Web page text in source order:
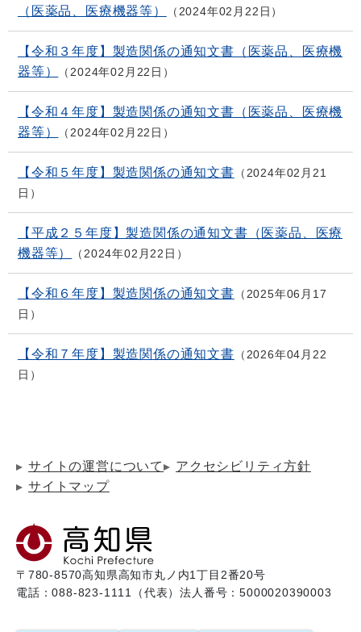
（医薬品、医療機器等）
2024年02月22日
【令和３年度】製造関係の通知文書（医薬品、医療機
器等）
2024年02月22日
【令和４年度】製造関係の通知文書（医薬品、医療機
器等）
2024年02月22日
【令和５年度】製造関係の通知文書
2024年02月21
日
【平成２５年度】製造関係の通知文書（医薬品、医療
機器等）
2024年02月22日
【令和６年度】製造関係の通知文書
2025年06月17
日
【令和７年度】製造関係の通知文書
2026年04月22
日
サイトの運営について
アクセシビリティ方針
サイトマップ
〒780-8570高知県高知市丸ノ内1丁目2番20号
電話：088-823-1111（代表）法人番号：5000020390003